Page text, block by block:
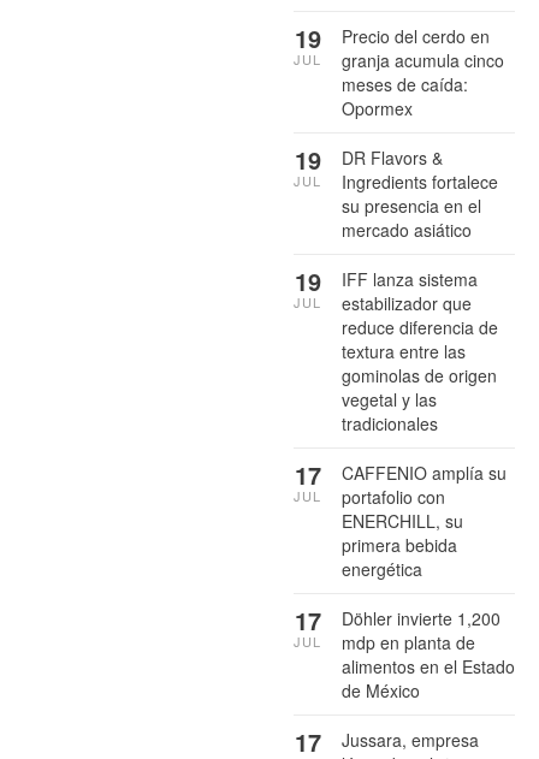
Precio del cerdo en
granja acumula cinco
meses de caída:
Opormex
19
JUL
DR Flavors &
Ingredients fortalece
su presencia en el
mercado asiático
19
JUL
IFF lanza sistema
estabilizador que
reduce diferencia de
textura entre las
gominolas de origen
vegetal y las
tradicionales
19
JUL
CAFFENIO amplía su
portafolio con
ENERCHILL, su
primera bebida
energética
17
JUL
Döhler invierte 1,200
mdp en planta de
alimentos en el Estado
de México
17
JUL
Jussara, empresa
17